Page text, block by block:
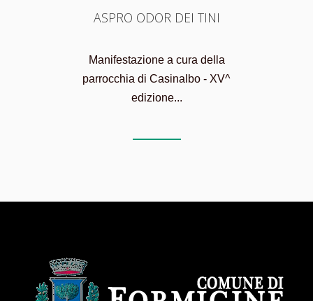
ASPRO ODOR DEI TINI
Manifestazione a cura della
parrocchia di Casinalbo - XV^
edizione...